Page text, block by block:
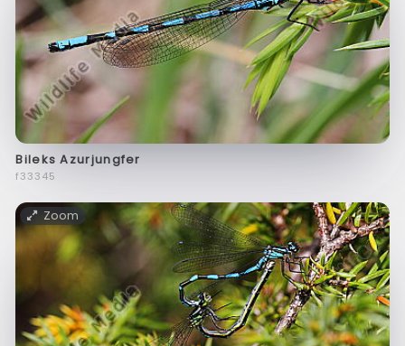
Bileks Azurjungfer
f33345
Zoom